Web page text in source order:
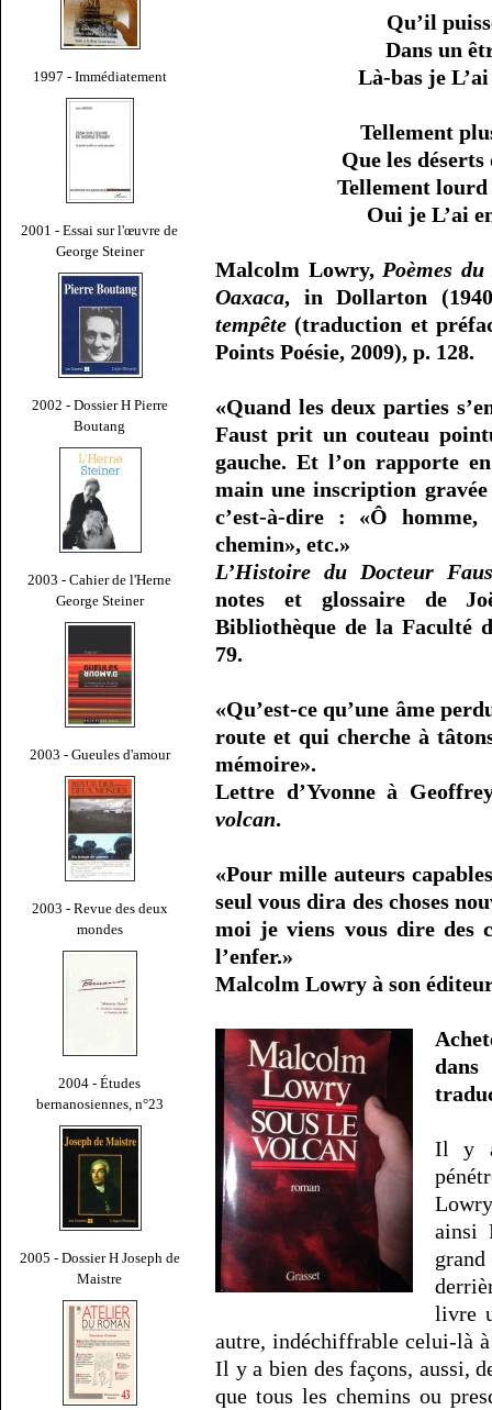
1997 - Immédiatement
2001 - Essai sur l'œuvre de
George Steiner
2002 - Dossier H Pierre
Boutang
2003 - Cahier de l'Herne
George Steiner
2003 - Gueules d'amour
2003 - Revue des deux
mondes
2004 - Études
bernanosiennes, n°23
2005 - Dossier H Joseph de
Maistre
Qu’il
Dans un
Là-bas je
Tellement
Que les
Tellement lourd
Oui je L’ai
Malcolm Lowry, Poèmes
Oaxaca, in Dollarton
tempête (traduction et
Points Poésie, 2009), p. 128.
«Quand les deux parties
Faust prit un couteau
gauche. Et l’on rapporte
main une inscription
c’est-à-dire : «Ô
chemin», etc.»
L’Histoire du Docteur
notes et glossaire de
Bibliothèque de la Faculté
79.
«Qu’est-ce qu’une âme
route et qui cherche à
mémoire».
Lettre d’Yvonne à
volcan.
«Pour mille auteurs
seul vous dira des choses
moi je viens vous dire des
l’enfer.»
Malcolm Lowry à son
Il y
ainsi
livre
autre, indéchiffrable celui-là
Il y a bien des façons, aussi,
que tous les chemins ou